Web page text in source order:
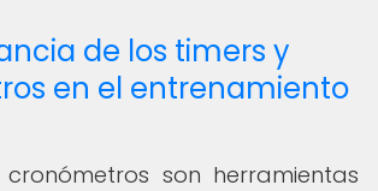
de los timers y
en el entrenamiento
son herramientas